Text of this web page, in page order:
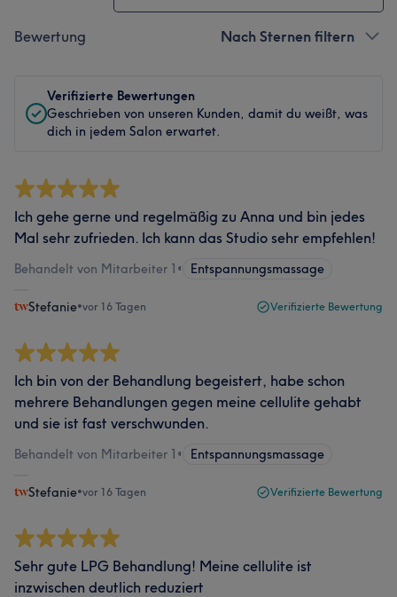
Bewertung Nach Sternen filtern
Verifizierte Bewertungen
Geschrieben von unseren Kunden, damit du weißt, was
dich in jedem Salon erwartet.
Ich gehe gerne und regelmäßig zu Anna und bin jedes
Mal sehr zufrieden. Ich kann das Studio sehr empfehlen!
Behandelt von Mitarbeiter 1 • Entspannungsmassage
Stefanie•vor 16 Tagen Verifizierte Bewertung
Ich bin von der Behandlung begeistert, habe schon
mehrere Behandlungen gegen meine cellulite gehabt
und sie ist fast verschwunden.
Behandelt von Mitarbeiter 1 • Entspannungsmassage
Stefanie•vor 16 Tagen Verifizierte Bewertung
Sehr gute LPG Behandlung! Meine cellulite ist
inzwischen deutlich reduziert